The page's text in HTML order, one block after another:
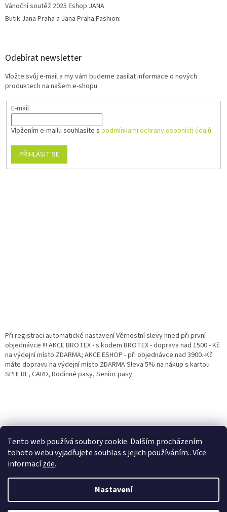
Tento web používá soubory cookie. Dalším procházením
tohoto webu vyjadřujete souhlas s jejich používáním.. Více
informacízde.
Nastavení
nastavená Věrnostní sleva 3% - 10% na Všechny Vaše další nákupy. Čím
víc nakoupíte, tím větší slevu můžete získat. Vaše objednávky se sčítají.
Vánoční soutěž 2025 Eshop JANA
Butik Jana Praha a Jana Praha Fashion:
Odebírat newsletter
Vložte svůj e-mail a my vám budeme zasílat informace o nových
produktech na našem e-shopu.
E-mail
Vložením e-mailu souhlasíte s podmínkami ochrany osobních údajů
PŘIHLÁSIT SE
Při registraci automatické nastavení Věrnostní slevy hned při první
objednávce !!! AKCE BROTEX - s kodem BROTEX - doprava nad 1500.- Kč
na výdejní místo ZDARMA; AKCE ESHOP - při objednávce nad 3900.-Kč
máte dopravu na výdejní místo ZDARMA Sleva 5% na nákup s kartou
SPHERE, CARD, Rodinné pasy, Senior pasy